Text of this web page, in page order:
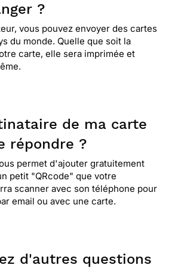
?
vous pouvez envoyer des cartes
du monde. Quelle que soit la
carte, elle sera imprimée et
de ma carte
répondre ?
permet d'ajouter gratuitement
petit "QRcode" que votre
scanner avec son téléphone pour
email ou avec une carte.
d'autres questions